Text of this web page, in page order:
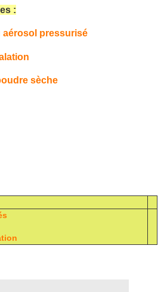
:
aérosol pressurisé
sèche